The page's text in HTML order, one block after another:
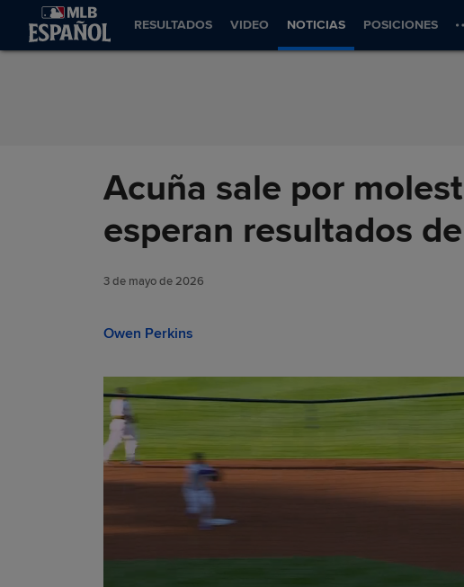
Saltar al Contenido
RESULTADOS VIDEO NOTICIAS POSICIONES
Acuña sale por
esperan resultados
3 de mayo de 2026
Owen Perkins